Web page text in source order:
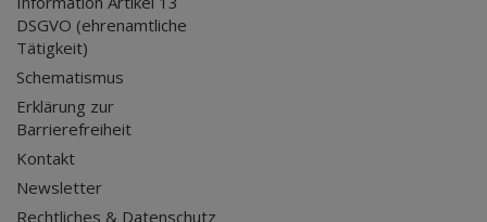
DSGVO (ehrenamtliche
Tätigkeit)
Schematismus
Erklärung zur
Barrierefreiheit
Kontakt
Newsletter
Rechtliches & Datenschutz